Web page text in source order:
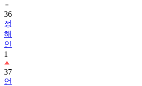
36
정
해
인
1
37
언